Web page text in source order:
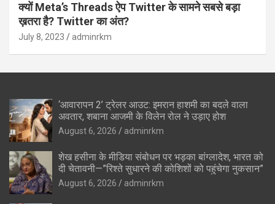
क्यों Meta’s Threads ऐप Twitter के सामने सबसे बड़ा
ख़तरा है? Twitter का अंत?
July 8, 2023 adminrkm
‘आवारापन 2’ ट्रेलर आउट: इमरान हाशमी का बदले वाला
अवतार, शबाना आजमी के विलेन रोल ने उड़ाए होश
August 6, 2026 adminrkm
शेख हसीना के मीडिया संबोधन पर भड़का बांग्लादेश, भारत को
दी चेतावनी—”रिश्ते सुधारने की कोशिशों को पहुंचेगा नुकसान”
August 6, 2026 adminrkm